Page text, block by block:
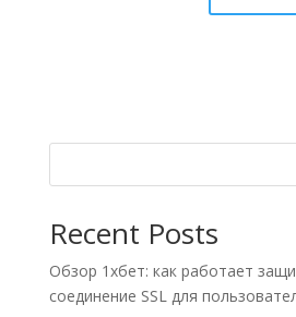
e
:
Recent Posts
Обзор 1хбет: как работает
соединение SSL для